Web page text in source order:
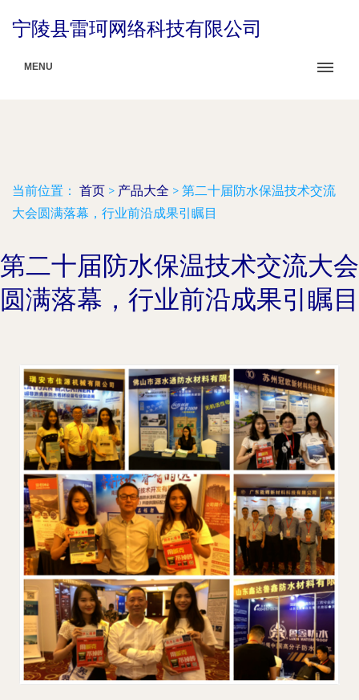
宁陵县雷珂网络科技有限公司
MENU
当前位置： 首页 > 产品大全 > 第二十届防水保温技术交流
大会圆满落幕，行业前沿成果引瞩目
第二十届防水保温技术交流大会
圆满落幕，行业前沿成果引瞩目